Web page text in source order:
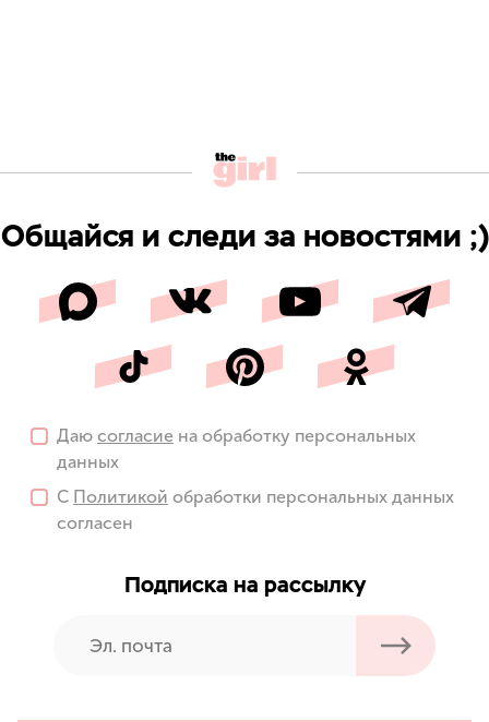
Общайся и следи за новостями ;)
Даю согласие на обработку персональных
данных
С Политикой обработки персональных данных
согласен
Подписка на рассылку